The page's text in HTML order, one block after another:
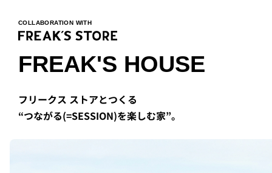
COLLABORATION WITH
FREAK'S HOUSE
フリークス ストアとつくる
“つながる(=SESSION)を楽しむ家”。